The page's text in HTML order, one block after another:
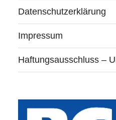
Datenschutzerklärung
Impressum
Haftungsausschluss –